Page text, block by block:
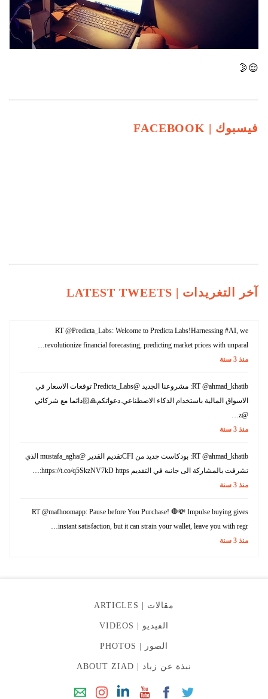
😌🌛
فيسبوك | FACEBOOK
آخر التغريدات | LATEST TWEETS
RT @Predicta_Labs: Welcome to Predicta Labs!Harnessing #AI, we
revolutionize financial forecasting, predicting market prices with unparal…
منذ 3 سنة
RT @ahmad_khatib: مشروعنا الجديد @Predicta_Labs توقعات الاسعار في
الاسواق المالية باستخدام الذكاء الاصطناعي.دعواتكم🙏🏻دائما مع شركائي
@z…
منذ 3 سنة
RT @ahmad_khatib: بودكاست جديد من CFIتقديم القدير @mustafa_agha الذي
تشرفت بالمشاركة الى جانبه في التقديم https://t.co/q5SkzNV7kD https:…
منذ 3 سنة
RT @mafhoomapp: Pause before You Purchase! 🛑💸 Impulse buying gives
instant satisfaction, but it can strain your wallet, leave you with regr…
منذ 3 سنة
مقالات | ARTICLES
الفيديو | VIDEOS
الصور | PHOTOS
نبذة عن زياد | ABOUT ZIAD